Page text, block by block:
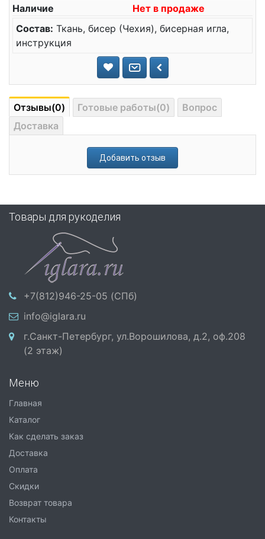
Наличие
Нет в продаже
Состав: Ткань, бисер (Чехия), бисерная игла,
инструкция
Отзывы(0) Готовые работы(0)
Вопрос
Доставка
Добавить отзыв
Товары для рукоделия
+7(812)946-25-05 (СПб)
info@iglara.ru
г.Санкт-Петербург, ул.Ворошилова, д.2, оф.208
(2 этаж)
Меню
Главная
Каталог
Как сделать заказ
Доставка
Оплата
Скидки
Возврат товара
Контакты